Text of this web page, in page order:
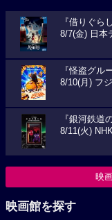
『借りぐら
8/7(金) 日本
『怪盗グル
8/10(月) フ
『銀河鉄道
8/11(火)
映
映画館を探す